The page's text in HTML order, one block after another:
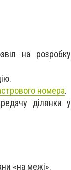
на розробку
номера.
ділянки у
«на межі».